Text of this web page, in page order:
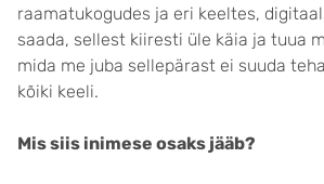
raamatukogudes ja eri keeltes,
saada, sellest kiiresti üle käia ja tuua
mida me juba sellepärast ei suuda
kõiki keeli.
Mis siis inimese osaks jääb?